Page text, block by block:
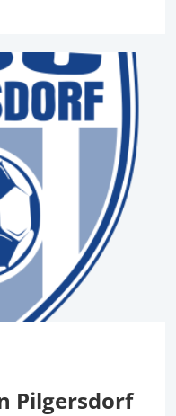
Pilgersdorf